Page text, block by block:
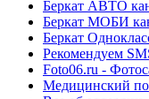
Беркат АВТО
Беркат МОБИ
Беркат
Рекомендуем
Foto06.ru -
Медицинский